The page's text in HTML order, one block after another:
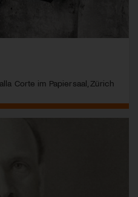
Corte im Papiersaal, Zürich